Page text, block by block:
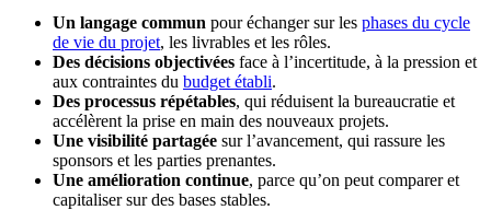
Un langage commun pour échanger sur les phases du cycle
de vie du projet, les livrables et les rôles.
Des décisions objectivées face à l’incertitude, à la pression et
aux contraintes du budget établi.
Des processus répétables, qui réduisent la bureaucratie et
accélèrent la prise en main des nouveaux projets.
Une visibilité partagée sur l’avancement, qui rassure les
sponsors et les parties prenantes.
Une amélioration continue, parce qu’on peut comparer et
capitaliser sur des bases stables.